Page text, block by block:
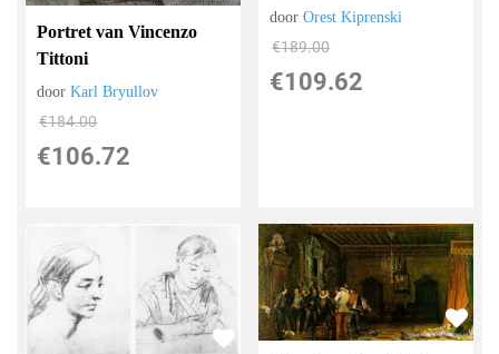
Portret van Vincenzo
Tittoni
doorKarl Bryullov
€184.00
€106.72
doorOrest Kiprenski
€189.00
€109.62